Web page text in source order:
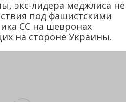
экс-лидера меджлиса не
под фашистскими
СС на шевронах
на стороне Украины.